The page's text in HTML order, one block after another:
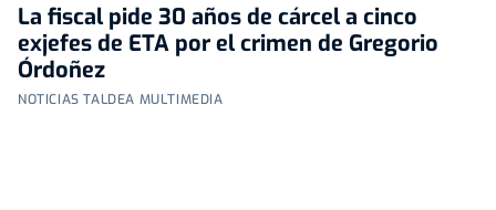
La fiscal pide 30 años de cárcel a cinco
exjefes de ETA por el crimen de Gregorio
Órdoñez
NOTICIAS TALDEA MULTIMEDIA